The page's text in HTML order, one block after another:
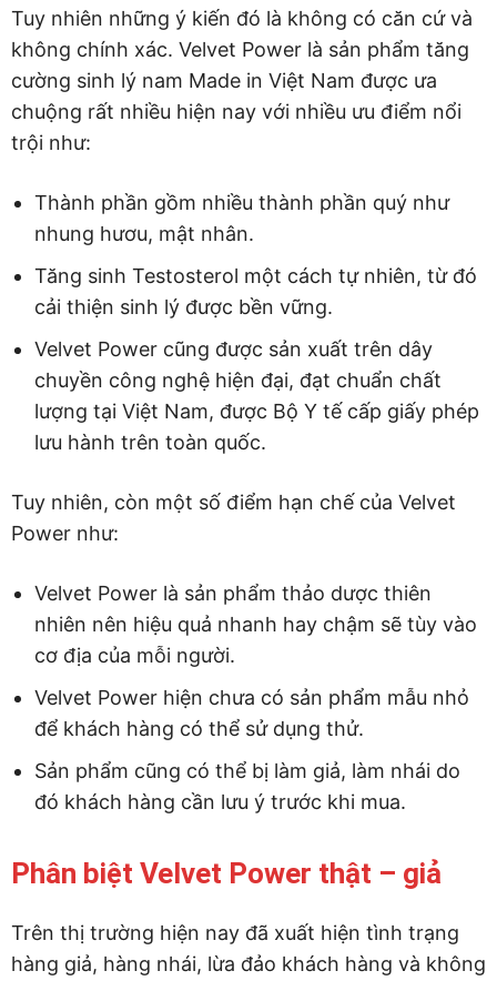
Tuy nhiên những ý kiến đó là không có căn cứ và
không chính xác. Velvet Power là sản phẩm tăng
cường sinh lý nam Made in Việt Nam được ưa
chuộng rất nhiều hiện nay với nhiều ưu điểm nổi
trội như:
Thành phần gồm nhiều thành phần quý như
nhung hươu, mật nhân.
Tăng sinh Testosterol một cách tự nhiên, từ đó
cải thiện sinh lý được bền vững.
Velvet Power cũng được sản xuất trên dây
chuyền công nghệ hiện đại, đạt chuẩn chất
lượng tại Việt Nam, được Bộ Y tế cấp giấy phép
lưu hành trên toàn quốc.
Tuy nhiên, còn một số điểm hạn chế của Velvet
Power như:
Velvet Power là sản phẩm thảo dược thiên
nhiên nên hiệu quả nhanh hay chậm sẽ tùy vào
cơ địa của mỗi người.
Velvet Power hiện chưa có sản phẩm mẫu nhỏ
để khách hàng có thể sử dụng thử.
Sản phẩm cũng có thể bị làm giả, làm nhái do
đó khách hàng cần lưu ý trước khi mua.
Phân biệt Velvet Power thật – giả
Trên thị trường hiện nay đã xuất hiện tình trạng
hàng giả, hàng nhái, lừa đảo khách hàng và không